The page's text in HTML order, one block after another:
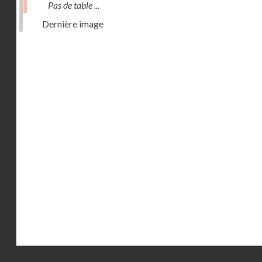
Pas de table ...
Dernière image